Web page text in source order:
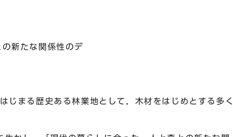
の新たな関係性のデ
まる歴史ある林業地として，木材をはじめとする多く